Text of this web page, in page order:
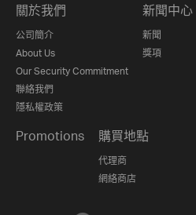
關於我們
公司簡介
About Us
Our Security Commitment
聯絡我們
隱私權政策
新聞中心
新聞
獎項
Promotions 購買地點
代理商
網絡商店